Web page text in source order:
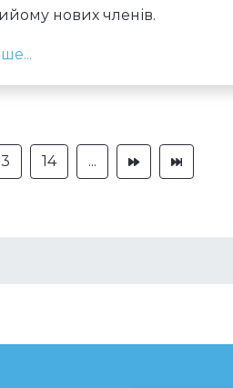
нових членів.
14 ...